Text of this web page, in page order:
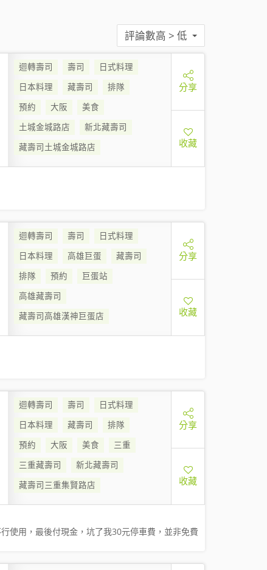
評論數高 > 低
迴轉壽司 壽司
日式料理
日本料理
藏壽司
排隊
預約
大阪
美食
土城金城路店
新北藏壽司
藏壽司土城金城路店
分享
收藏
迴轉壽司 壽司
日式料理
日本料理
高雄巨蛋
藏壽司
排隊
預約
巨蛋站
高雄藏壽司
藏壽司高雄漢神巨蛋店
分享
收藏
迴轉壽司 壽司
日式料理
日本料理
藏壽司
排隊
預約
大阪 美食
三重
三重藏壽司
新北藏壽司
藏壽司三重集賢路店
分享
收藏
使用，最後付現金，坑了我30元停車費，並非免費